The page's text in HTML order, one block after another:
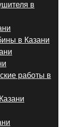
в
в Казани
работы в